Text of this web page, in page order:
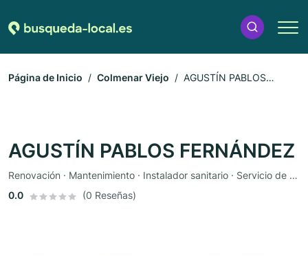
Página de Inicio Colmenar Viejo
AGUSTÍN PABLOS
AGUSTÍN PABLOS FERNÁNDEZ
Renovación · Mantenimiento · Instalador sanitario · Servicio de cerrajería · Cerrajería · Tecnología de seguridad · Reformas · Instalador de cocinas · Reparación de joyas · Reparación de bicicletas · Renovación de baños · Servicio de seguridad · Reparación de autobuses · Reparación de zapatos · Reparación de relojes · Reparación de tejados · Reparación de PC · Renovación de edificios antiguos · Preparación para la evaluación psicológica · Cerrajería industrial · Reparación de cerraduras · Preparación al parto · Gafas de seguridad · Mantenimiento del paisaje · Reparación de accidentes · Reparación de robos · Instalador de sistemas de ventilación
0.0
(0 Reseñas)